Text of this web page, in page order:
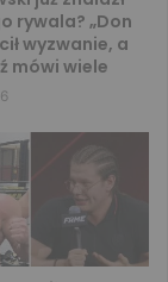
rywala? „Don
wyzwanie, a
mówi wiele